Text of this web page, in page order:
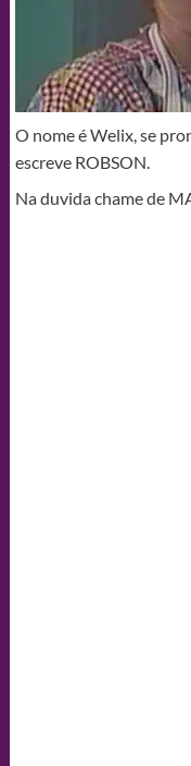
O nome é Welix, se
escreve ROBSON.
Na duvida chame de